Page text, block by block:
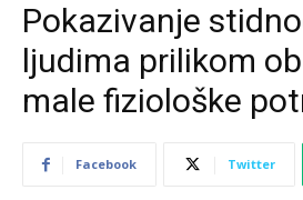
Pokazivanje
ljudima prilikom
male fiziološke
Facebook Twitter